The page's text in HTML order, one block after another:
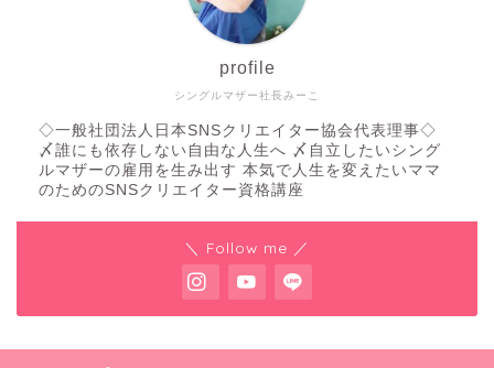
シングルマザー社長みーこ
profile
◇一般社団法人日本SNSクリエイター協会代表理事◇
〆誰にも依存しない自由な人生へ 〆自立したいシング
ルマザーの雇用を生み出す 本気で人生を変えたいママ
のためのSNSクリエイター資格講座
＼ Follow me ／